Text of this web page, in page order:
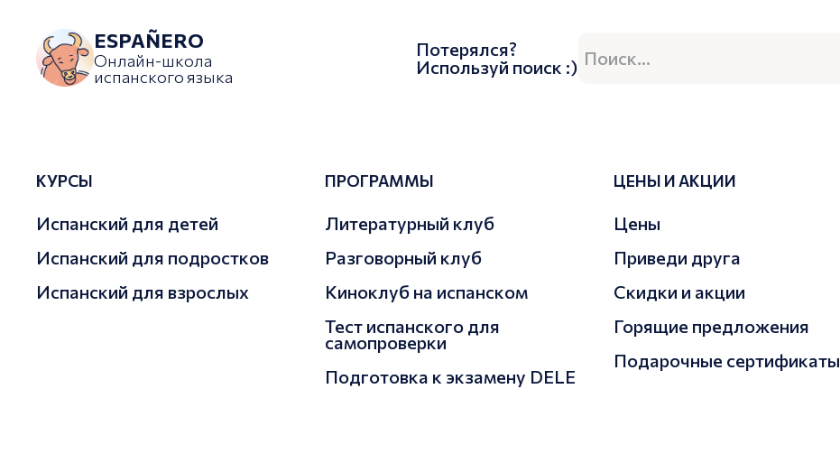
ESPAÑERO
Онлайн-школа
испанского языка
Потерялся?
Используй поиск :)
КУРСЫ
Испанский для детей
Испанский для подростков
Испанский для взрослых
ПРОГРАММЫ
Литературный клуб
Разговорный клуб
Киноклуб на испанском
Тест испанского для
самопроверки
Подготовка к экзамену DELE
ЦЕНЫ И АКЦИИ
Цены
Приведи друга
Скидки и акции
Горящие предложения
Подарочные сертификаты